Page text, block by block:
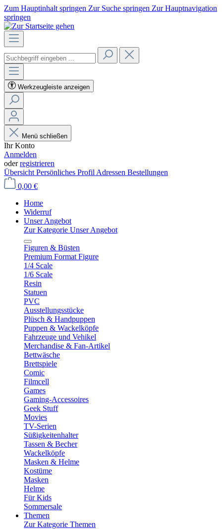
Zum Hauptinhalt springen Zur Suche springen Zur Hauptnavigation
springen
Werkzeugleiste anzeigen
Menü schließen
Ihr Konto
Anmelden
oderregistrieren
Übersicht Persönliches Profil Adressen Bestellungen
0,00 €
Home
Widerruf
Unser Angebot
Zur Kategorie Unser Angebot
Figuren & Büsten
Premium Format Figure
1/4 Scale
1/6 Scale
Resin
Statuen
PVC
Ausstellungsstücke
Plüsch & Handpuppen
Puppen & Wackelköpfe
Fahrzeuge und Vehikel
Merchandise & Fan-Artikel
Bettwäsche
Brettspiele
Comic
Filmcell
Games
Gaming-Accessoires
Geek Stuff
Movies
TV-Serien
Süßigkeitenhalter
Tassen & Becher
Wackelköpfe
Masken & Helme
Kostüme
Masken
Helme
Für Kids
Sommersale
Themen
Zur Kategorie Themen